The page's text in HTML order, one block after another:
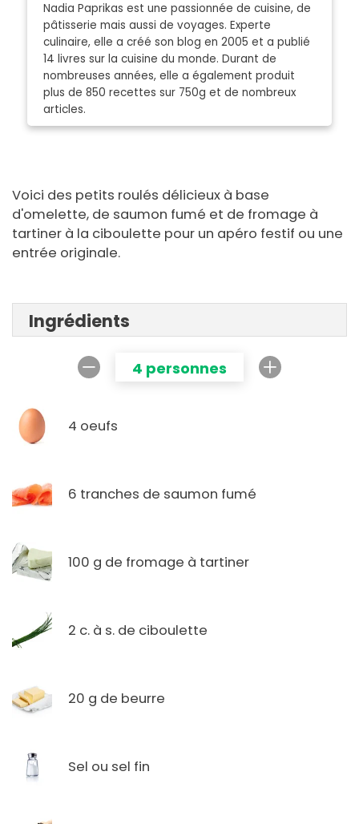
Nadia Paprikas est une passionnée de cuisine, de
pâtisserie mais aussi de voyages. Experte
culinaire, elle a créé son blog en 2005 et a publié
14 livres sur la cuisine du monde. Durant de
nombreuses années, elle a également produit
plus de 850 recettes sur 750g et de nombreux
articles.
Voici des petits roulés délicieux à base
d'omelette, de saumon fumé et de fromage à
tartiner à la ciboulette pour un apéro festif ou une
entrée originale.
Ingrédients
4 personnes
4 oeufs
6 tranches de saumon fumé
100 g de fromage à tartiner
2 c. à s. de ciboulette
20 g de beurre
Sel ou sel fin